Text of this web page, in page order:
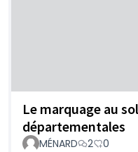
Le marquage au
départementales
MÉNARD 2 0